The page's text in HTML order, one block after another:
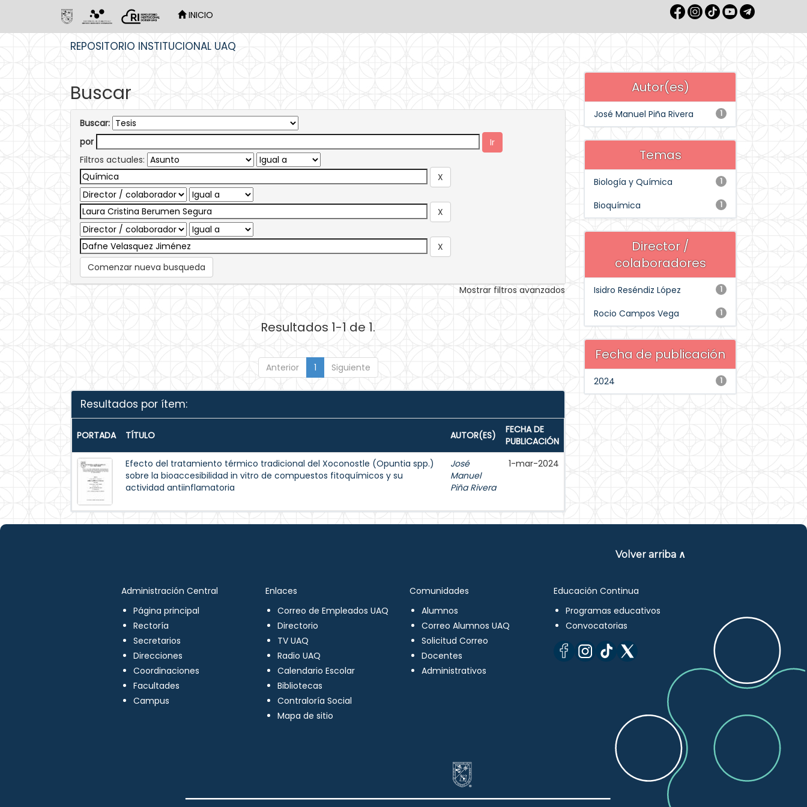
INICIO
REPOSITORIO INSTITUCIONAL UAQ
Buscar
Buscar:
por
Filtros actuales:
Comenzar nueva busqueda
Mostrar filtros avanzados
Resultados 1-1 de 1.
Anterior 1 Siguiente
Resultados por ítem:
PORTADA TÍTULO AUTOR(ES)
FECHA DE
PUBLICACIÓN
Efecto del tratamiento térmico tradicional del Xoconostle (Opuntia spp.)
sobre la bioaccesibilidad in vitro de compuestos fitoquímicos y su
actividad antiinflamatoria
José
Manuel
Piña Rivera
1-mar-2024
Autor(es)
1
José Manuel Piña Rivera
Temas
1
Biología y Química
1
Bioquímica
Director /
colaboradores
1
Isidro Reséndiz López
1
Rocio Campos Vega
Fecha de publicación
1
2024
Volver arriba ∧
Administración Central
Página principal
Rectoría
Secretarios
Direcciones
Coordinaciones
Facultades
Campus
Enlaces
Correo de Empleados UAQ
Directorio
TV UAQ
Radio UAQ
Calendario Escolar
Bibliotecas
Contraloría Social
Mapa de sitio
Comunidades
Alumnos
Correo Alumnos UAQ
Solicitud Correo
Docentes
Administrativos
Educación Continua
Programas educativos
Convocatorias